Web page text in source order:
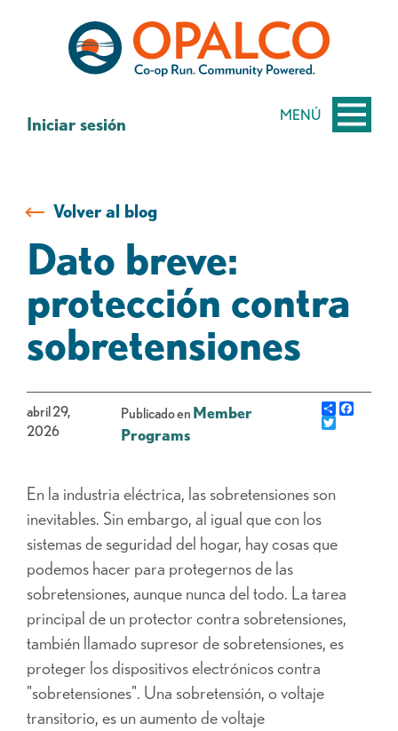
contenido
MENÚ
Iniciar sesión
Volver al blog
Dato breve:
protección contra
sobretensiones
abril 29,
2026
Publicado en Member
Programs
Share
Gorjeo
En la industria eléctrica, las sobretensiones son
inevitables. Sin embargo, al igual que con los
sistemas de seguridad del hogar, hay cosas que
podemos hacer para protegernos de las
sobretensiones, aunque nunca del todo. La tarea
principal de un protector contra sobretensiones,
también llamado supresor de sobretensiones, es
proteger los dispositivos electrónicos contra
"sobretensiones". Una sobretensión, o voltaje
transitorio, es un aumento de voltaje